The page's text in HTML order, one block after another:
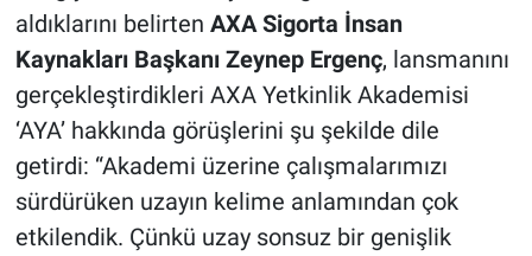
aldıklarını belirten AXA Sigorta İnsan
Kaynakları Başkanı Zeynep Ergenç, lansmanını
gerçekleştirdikleri AXA Yetkinlik Akademisi
‘AYA’ hakkında görüşlerini şu şekilde dile
getirdi: “Akademi üzerine çalışmalarımızı
sürdürüken uzayın kelime anlamından çok
etkilendik. Çünkü uzay sonsuz bir genişlik